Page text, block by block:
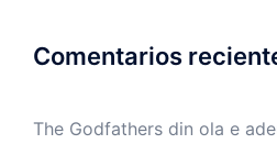
Comentarios
The Godfathers din ola e